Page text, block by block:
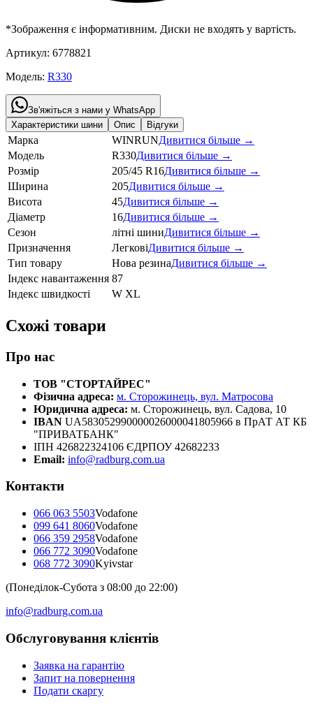
*Зображення є інформативним. Диски не входять у вартість.
Артикул: 6778821
Модель: R330
Зв'яжіться з нами у WhatsApp
Характеристики шини
Опис Відгуки
Марка WINRUNДивитися більше →
Модель
R330Дивитися більше →
Розмір
205/45 R16Дивитися більше →
Ширина
205Дивитися більше →
Висота
45Дивитися більше →
Діаметр
16Дивитися більше →
Сезон
літні шиниДивитися більше →
Призначення
ЛегковіДивитися більше →
Тип товару
Нова резинаДивитися більше →
Індекс навантаження 87
Індекс швидкості
W XL
Схожі товари
Про нас
ТОВ "СТОРТАЙРЕС"
Фізична адреса: м. Сторожинець, вул. Матросова
Юридична адреса: м. Сторожинець, вул. Садова, 10
IBAN UA583052990000026000041805966 в ПрАТ АТ КБ
"ПРИВАТБАНК"
ІПН 426822324106 ЄДРПОУ 42682233
Email: info@radburg.com.ua
Контакти
066 063 5503Vodafone
099 641 8060Vodafone
066 359 2958Vodafone
066 772 3090Vodafone
068 772 3090Kyivstar
(Понеділок-Субота з 08:00 до 22:00)
info@radburg.com.ua
Обслуговування клієнтів
Заявка на гарантію
Запит на повернення
Подати скаргу